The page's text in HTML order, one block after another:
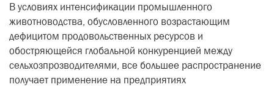
В условиях интенсификации промышленного
животноводства, обусловленного возрастающим
дефицитом продовольственных ресурсов и
обостряющейся глобальной конкуренцией между
сельхозпрозводителями, все большее распространение
получает применение на предприятиях